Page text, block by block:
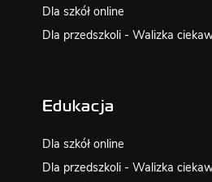
Dla szkół online
Dla przedszkoli - Walizka
Edukacja
Dla szkół online
Dla przedszkoli - Walizka